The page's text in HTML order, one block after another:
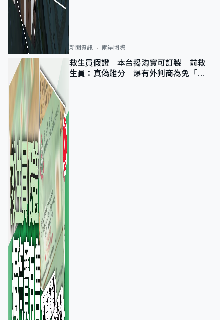
新聞資訊 兩岸國際
救生員假證｜本台揭淘寶可訂製 前救
生員：真偽難分 爆有外判商為免「封